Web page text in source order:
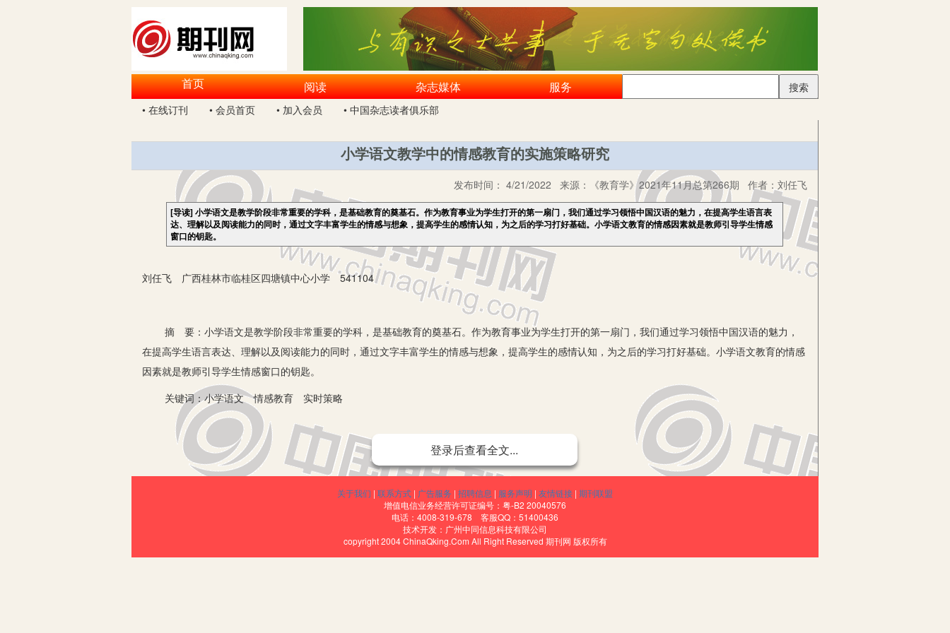
首页 阅读 杂志媒体 服务
搜索
• 在线订刊
• 会员首页 • 加入会员 • 中国杂志读者俱乐部
小学语文教学中的情感教育的实施策略研究
发布时间： 4/21/2022 来源： 《教育学》2021年11月总第266期 作者： 刘任飞
[导读]小学语文是教学阶段非常重要的学科，是基础教育的奠基石。作为教育事业为学生打开的第一扇门，我们通过学习领悟中国汉语的魅力，在提高学生语言表
达、理解以及阅读能力的同时，通过文字丰富学生的情感与想象，提高学生的感情认知，为之后的学习打好基础。小学语文教育的情感因素就是教师引导学生情感
窗口的钥匙。
刘任飞 广西桂林市临桂区四塘镇中心小学 541104
摘 要：小学语文是教学阶段非常重要的学科，是基础教育的奠基石。作为教育事业为学生打开的第一扇门，我们通过学习领悟中国汉语的魅力，
在提高学生语言表达、理解以及阅读能力的同时，通过文字丰富学生的情感与想象，提高学生的感情认知，为之后的学习打好基础。小学语文教育的情感
因素就是教师引导学生情感窗口的钥匙。
关键词：小学语文 情感教育 实时策略
情感教育是我国素质教育的重要教学方法，在语文学习中加入情感教育是培养与提高学生语文综合素质的基本方法和手段，使学生更容易的掌握情
感发挥，抒发自己的情感，以一个极向上的态度为以后的学习打下结实的基础。在语文学科中，所进选教材博古烁今皆为当代文本典范，学生应以欣赏的
角度去体会其中的情感，老师以引路人的身份将学生带入其中，让他们自由抒发自己的情感。下面我以情感教育对小学语文的重要意义以及实时策略进行
登录后查看全文...
关于我们 | 联系方式 | 广告服务 | 招聘信息 | 服务声明 | 友情链接 | 期刊联盟
增值电信业务经营许可证编号：粤-B2 20040576
电话：4008-319-678 客服QQ：51400436
技术开发：广州中同信息科技有限公司
copyright 2004 ChinaQking.Com All Right Reserved 期刊网 版权所有